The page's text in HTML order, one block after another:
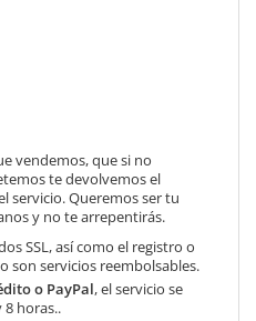
vendemos, que si no
te devolvemos el
servicio. Queremos ser tu
y no te arrepentirás.
SSL, así como el registro o
son servicios reembolsables.
o PayPal, el servicio se
8 horas..